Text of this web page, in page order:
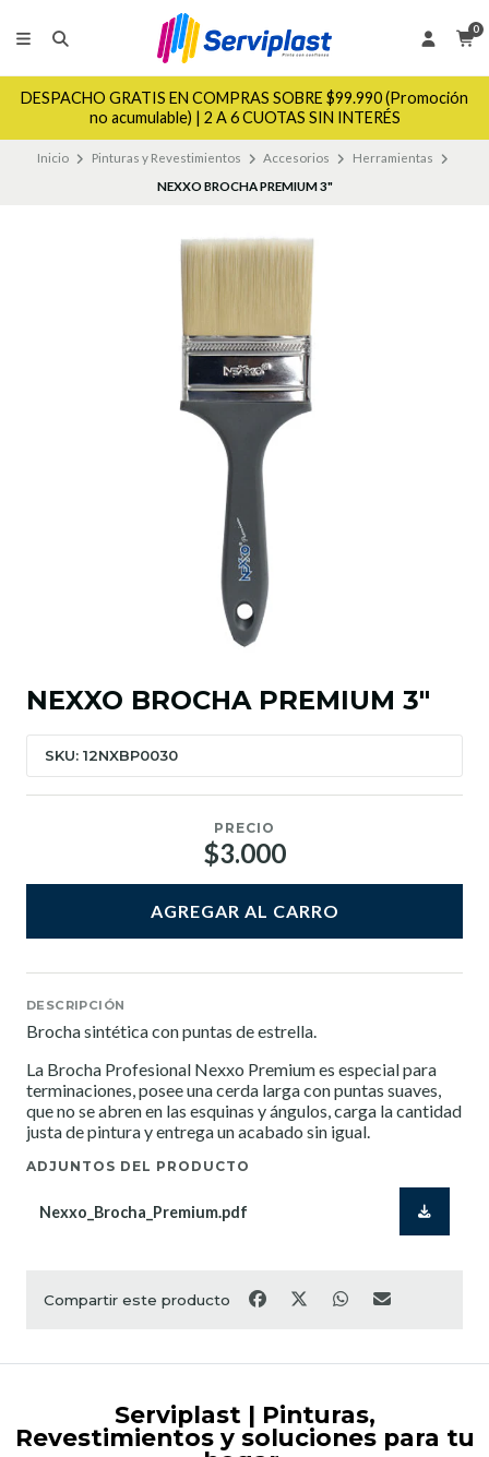
0
DESPACHO GRATIS EN COMPRAS SOBRE $99.990 (Promoción
no acumulable) | 2 A 6 CUOTAS SIN INTERÉS
Inicio Pinturas y Revestimientos Accesorios
Herramientas
NEXXO BROCHA PREMIUM 3"
NEXXO BROCHA PREMIUM 3"
SKU: 12NXBP0030
PRECIO
$3.000
AGREGAR AL CARRO
DESCRIPCIÓN
Brocha sintética con puntas de estrella.
La Brocha Profesional Nexxo Premium es especial para
terminaciones, posee una cerda larga con puntas suaves,
que no se abren en las esquinas y ángulos, carga la cantidad
justa de pintura y entrega un acabado sin igual.
ADJUNTOS DEL PRODUCTO
Nexxo_Brocha_Premium.pdf
Compartir este producto
Serviplast | Pinturas,
Revestimientos y soluciones para tu